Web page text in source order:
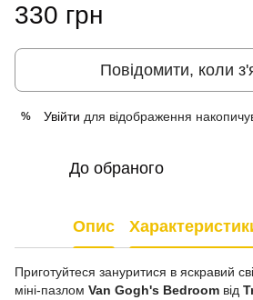
330 грн
Повідомити, коли
% Увійти для відображення
До обраного
Опис
Приготуйтеся зануритися в яскравий
міні-пазлом Van Gogh's Bedroom від